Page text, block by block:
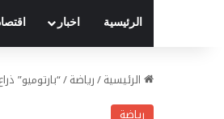
الرئيسية اخبار
الرئيسية/رياضة/“بارتوميو”
رياضة